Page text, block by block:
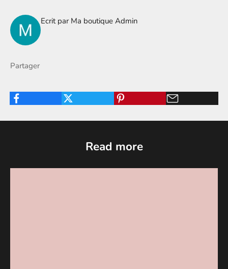
Ecrit par Ma boutique Admin
Partager
Read more